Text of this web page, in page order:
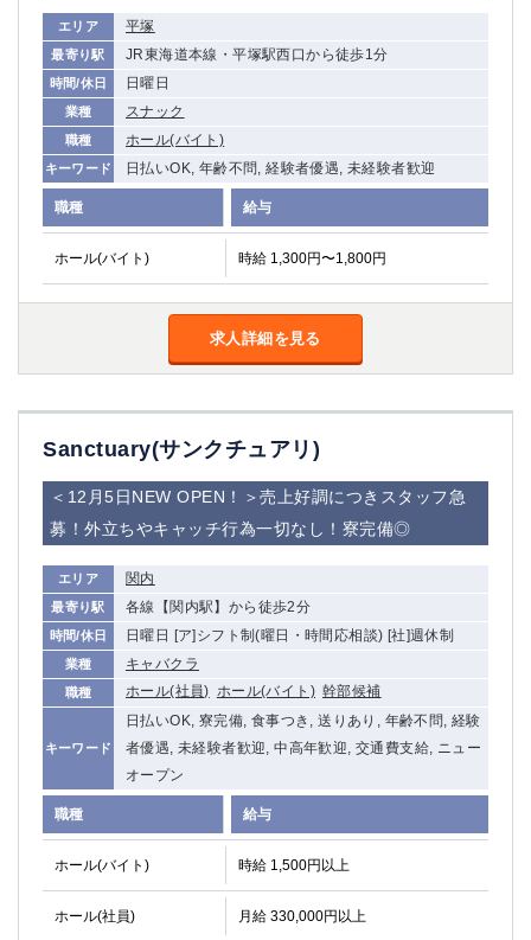
エリア 平塚
最寄り駅 JR東海道本線・平塚駅西口から徒歩1分
時間/休日 日曜日
業種 スナック
職種 ホール(バイト)
キーワード 日払いOK, 年齢不問, 経験者優遇, 未経験者歓迎
職種 給与
ホール(バイト) 時給 1,300円〜1,800円
求人詳細を見る
Sanctuary(サンクチュアリ)
＜12月5日NEW OPEN！＞売上好調につきスタッフ急
募！外立ちやキャッチ行為一切なし！寮完備◎
エリア 関内
最寄り駅 各線【関内駅】から徒歩2分
時間/休日 日曜日 [ア]シフト制(曜日・時間応相談) [社]週休制
業種 キャバクラ
職種 ホール(社員) ホール(バイト) 幹部候補
キーワード
日払いOK, 寮完備, 食事つき, 送りあり, 年齢不問, 経験
者優遇, 未経験者歓迎, 中高年歓迎, 交通費支給, ニュー
オープン
職種 給与
ホール(バイト) 時給 1,500円以上
ホール(社員) 月給 330,000円以上
柏（東口）
茂原
八千代台
東金
栃木県
宇都宮
小山
東武宇都宮（宇都宮西口）
茨城県
ひたち野うしく
該当求人 0 件 選択した内容で設定